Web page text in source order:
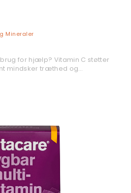
LÆS MERE
Mineraler
for hjælp? Vitamin C støtter
mindsker træthed og…